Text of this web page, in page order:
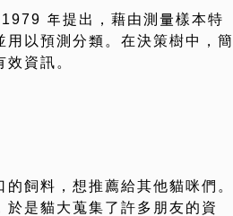
年提出，藉由測量樣本特
以預測分類。在決策樹中，簡
資訊。
飼料，想推薦給其他貓咪們。
是貓大蒐集了許多朋友的資